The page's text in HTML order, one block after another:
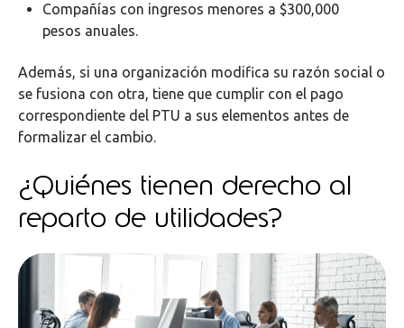
Compañías con ingresos menores a $300,000
pesos anuales.
Además, si una organización modifica su razón social o
se fusiona con otra, tiene que cumplir con el pago
correspondiente del PTU a sus elementos antes de
formalizar el cambio.
¿Quiénes tienen derecho al
reparto de utilidades?